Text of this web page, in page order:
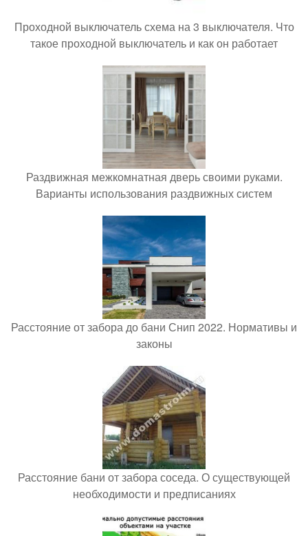
Проходной выключатель схема на 3 выключателя. Что
такое проходной выключатель и как он работает
Раздвижная межкомнатная дверь своими руками.
Варианты использования раздвижных систем
Расстояние от забора до бани Снип 2022. Нормативы и
законы
Расстояние бани от забора соседа. О существующей
необходимости и предписаниях